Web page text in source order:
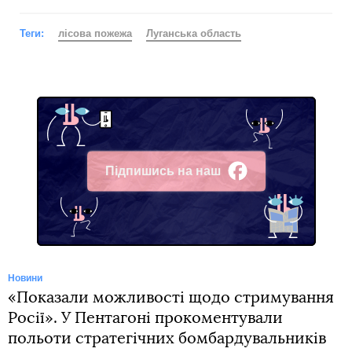
Теги: лісова пожежа Луганська область
Підпишись на наш
Facebook
Новини
«Показали можливості щодо стримування
Росії». У Пентагоні прокоментували
польоти стратегічних бомбардувальників